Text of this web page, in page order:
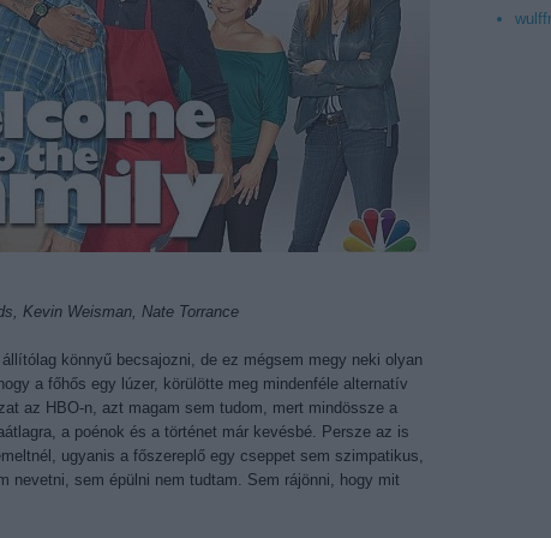
Kevin Weisman, Nate Torrance
könnyű becsajozni, de ez mégsem megy neki olyan
a főhős egy lúzer, körülötte meg mindenféle alternatív
az HBO-n, azt magam sem tudom, mert mindössze a
a poénok és a történet már kevésbé. Persze az is
ugyanis a főszereplő egy cseppet sem szimpatikus,
nevetni, sem épülni nem tudtam. Sem rájönni, hogy mit